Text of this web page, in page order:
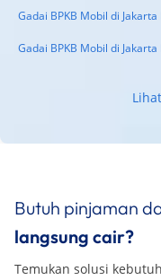
Gadai BPKB Mobil di
Gadai BPKB Mobil di Jakarta
Butuh pinjaman
langsung cair?
Temukan solusi